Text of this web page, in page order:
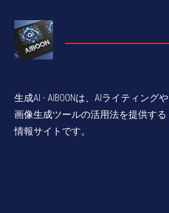
生成AI - AIBOONは、AIライティングや
画像生成ツールの活用法を提供する
情報サイトです。